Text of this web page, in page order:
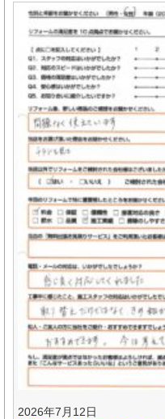
2026年7月12日